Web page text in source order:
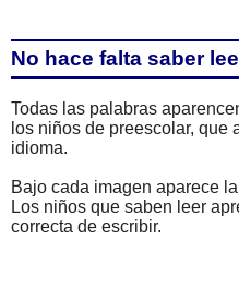
No hace falta saber
Todas las palabras
los niños de preescolar, que
idioma.
Bajo cada imagen aparece
Los niños que saben leer
correcta de escribir.